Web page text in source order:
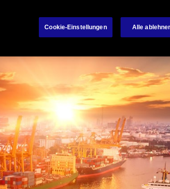
Cookie-Einstellungen Alle